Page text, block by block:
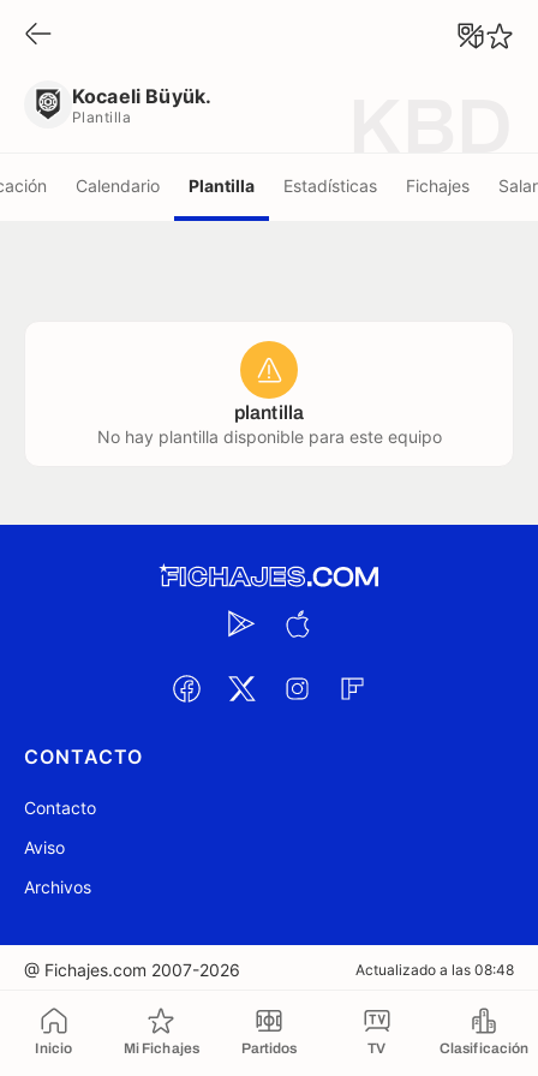
Inicio Mi Fichajes Partidos TV Clasificación
Kocaeli Büyük.
Plantilla
Calendario Plantilla Estadísticas Fichajes
plantilla
No hay plantilla disponible para este equipo
CONTACTO
Contacto
Aviso
Archivos
@ Fichajes.com 2007-2026 Actualizado a las 08:48
Copiado al portapapeles